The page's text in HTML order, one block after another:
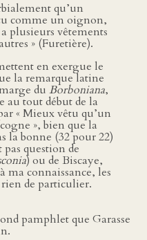
qu’un
comme un oignon,
plusieurs vêtements
» (Furetière).
en exergue le
la remarque latine
du Borboniana,
au tout début de la
« Mieux vêtu qu’un
», bien que la
la bonne (32 pour 22)
pas question de
) ou de Biscaye,
ma connaissance, les
de particulier.
pamphlet que Garasse